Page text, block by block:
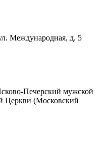
Международная, д. 5
Печерский мужской
Церкви (Московский